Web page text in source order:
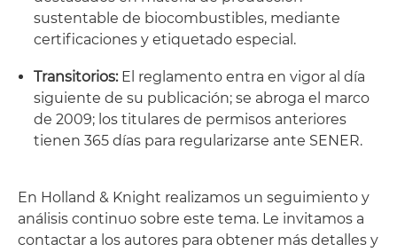
sustentable de biocombustibles, mediante
certificaciones y etiquetado especial.
Transitorios:El reglamento entra en vigor al día
siguiente de su publicación; se abroga el marco
de 2009; los titulares de permisos anteriores
tienen 365 días para regularizarse ante SENER.
En Holland & Knight realizamos un seguimiento y
análisis continuo sobre este tema. Le invitamos a
contactar a los autores para obtener más detalles y